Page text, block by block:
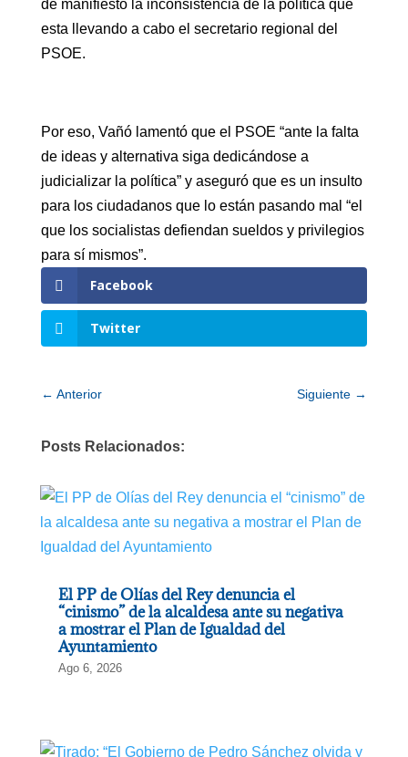
de manifiesto la inconsistencia de la política que
esta llevando a cabo el secretario regional del
PSOE.
Por eso, Vañó lamentó que el PSOE “ante la falta
de ideas y alternativa siga dedicándose a
judicializar la política” y aseguró que es un insulto
para los ciudadanos que lo están pasando mal “el
que los socialistas defiendan sueldos y privilegios
para sí mismos”.
Facebook
Twitter
← Anterior Siguiente →
Posts Relacionados:
El PP de Olías del Rey denuncia el
“cinismo” de la alcaldesa ante su negativa
a mostrar el Plan de Igualdad del
Ayuntamiento
Ago 6, 2026